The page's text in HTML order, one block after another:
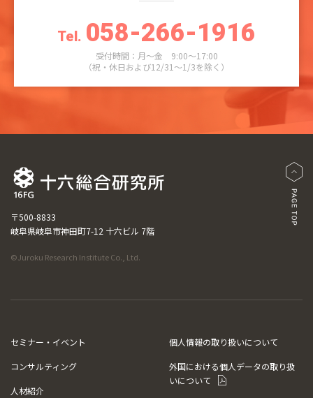
Tel. 058-266-1916
受付時間：月～金 9:00～17:00
（祝・休日および12/31～1/3を除く）
〒500-8833
岐阜県岐阜市神田町7-12 十六ビル 7階
©Juroku Research Institute Co., Ltd.
セミナー・イベント
コンサルティング
人材紹介
個人情報の取り扱いについて
外国における個人データの取り扱
いについて